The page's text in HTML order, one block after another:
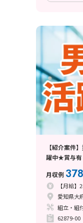
【紹介案件
躍中★賞与有
月収例
【月給
愛知県大
組立・組
62879-00